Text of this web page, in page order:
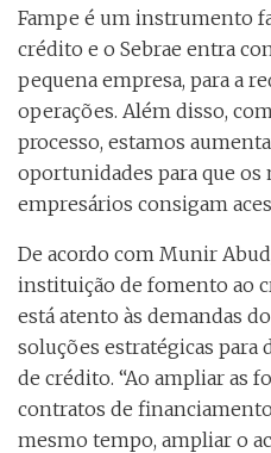
Fampe é um instrumento
crédito e o Sebrae entra
pequena empresa, para a
operações. Além disso,
processo, estamos
oportunidades para que os
empresários consigam
De acordo com Munir
instituição de fomento ao
está atento às demandas
soluções estratégicas para
de crédito. “Ao ampliar as
contratos de
mesmo tempo, ampliar o